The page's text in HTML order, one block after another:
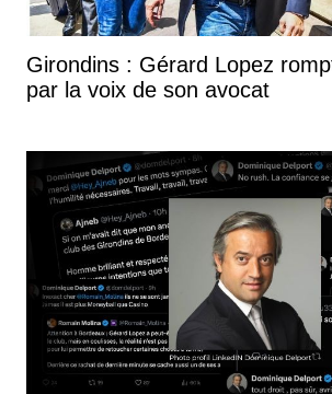
Girondins : Gérard Lopez
par la voix de son avocat